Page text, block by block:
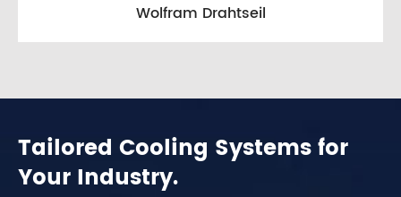
Wolfram Drahtseil
Tailored Cooling Systems for
Your Industry.